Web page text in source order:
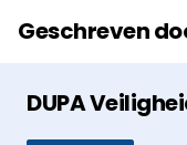
Geschreven
DUPA